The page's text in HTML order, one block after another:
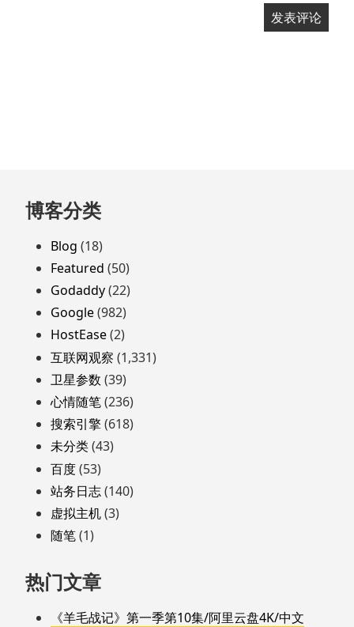
跳
至
页
脚
博客分类
Blog (18)
Featured (50)
Godaddy(22)
Google(982)
HostEase(2)
互联网观察 (1,331)
卫星参数 (39)
心情随笔(236)
搜索引擎(618)
未分类(43)
百度(53)
站务日志(140)
虚拟主机(3)
随笔(1)
热门文章
《羊毛战记》第一季第10集/阿里云盘4K/中文